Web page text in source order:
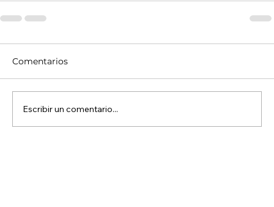
Comentarios
Escribir un comentario...